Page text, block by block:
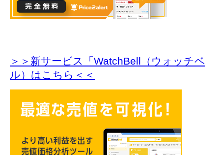
＞＞新サービス「WatchBell（ウォッチベ
ル）はこちら＜＜